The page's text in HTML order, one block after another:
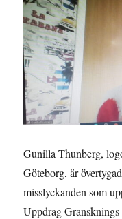
Gunilla Thunberg,
Göteborg, är
misslyckanden som
Uppdrag